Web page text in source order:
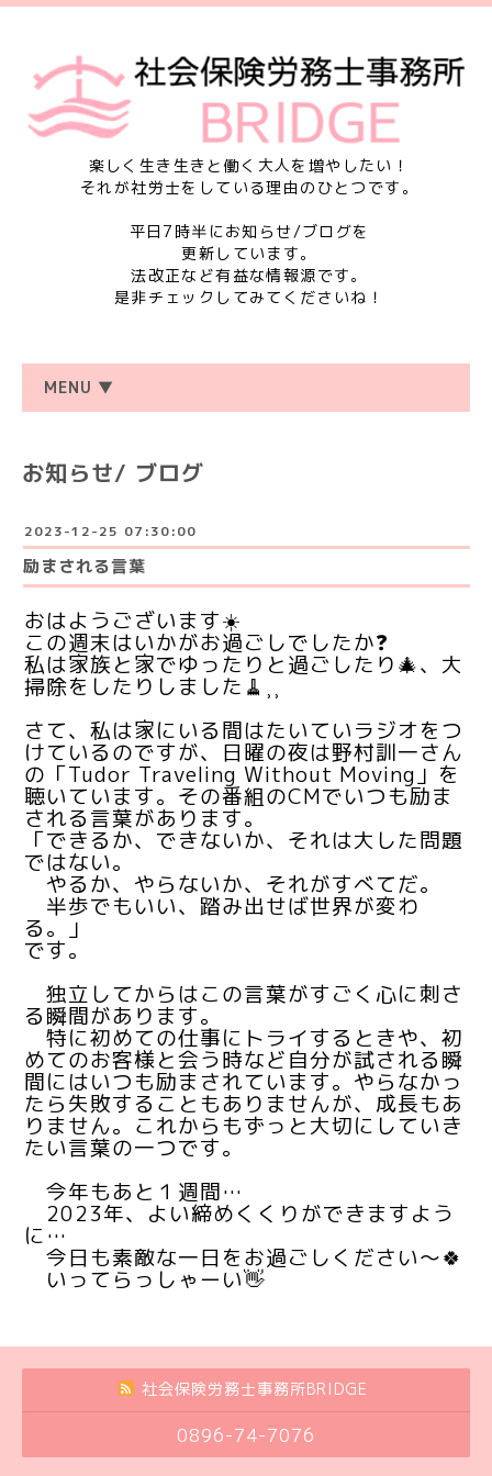
楽しく生き生きと働く大人を増やしたい！
それが社労士をしている理由のひとつです。
平日7時半にお知らせ/ブログを
更新しています。
法改正など有益な情報源です。
是非チェックしてみてくださいね！
MENU ▼
お知らせ/ ブログ
2023-12-25 07:30:00
励まされる言葉
おはようございます☀️
この週末はいかがお過ごしでしたか❓
私は家族と家でゆったりと過ごしたり🎄、大
掃除をしたりしました🧹⸒⸒
さて、私は家にいる間はたいていラジオをつ
けているのですが、日曜の夜は野村訓一さん
の「Tudor Traveling Without Moving」を
聴いています。その番組のCMでいつも励ま
される言葉があります。
「できるか、できないか、それは大した問題
ではない。
やるか、やらないか、それがすべてだ。
半歩でもいい、踏み出せば世界が変わ
る。」
です。
独立してからはこの言葉がすごく心に刺さ
る瞬間があります。
特に初めての仕事にトライするときや、初
めてのお客様と会う時など自分が試される瞬
間にはいつも励まされています。やらなかっ
たら失敗することもありませんが、成長もあ
りません。これからもずっと大切にしていき
たい言葉の一つです。
今年もあと１週間…
2023年、よい締めくくりができますよう
に…
今日も素敵な一日をお過ごしください～🍀
いってらっしゃーい👋
社会保険労務士事務所BRIDGE
0896-74-7076